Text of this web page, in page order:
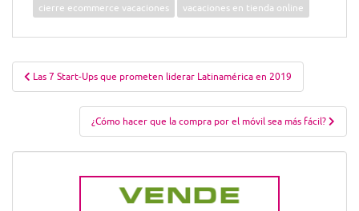
cierre ecommerce vacaciones vacaciones en tienda online
Navegación
de
entradas
Las 7 Start-Ups que prometen liderar Latinamérica en 2019
¿Cómo hacer que la compra por el móvil sea más fácil?